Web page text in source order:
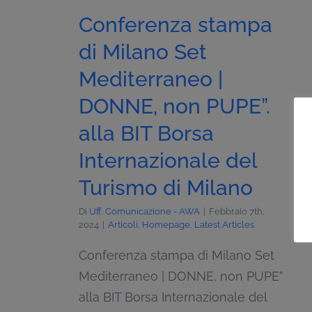
Conferenza stampa
di Milano Set
Mediterraneo |
DONNE, non PUPE”.
alla BIT Borsa
Internazionale del
Turismo di Milano
Di Uff. Comunicazione - AWA
Febbraio 7th,
2024
Articoli Homepage Latest Articles
Conferenza stampa di Milano Set
Mediterraneo | DONNE, non PUPE”
alla BIT Borsa Internazionale del